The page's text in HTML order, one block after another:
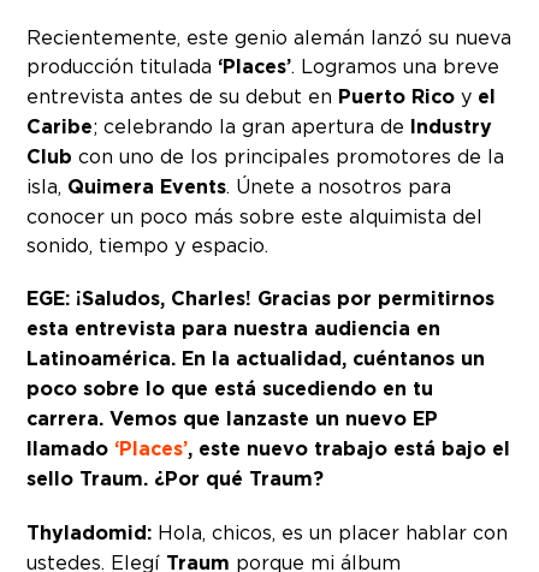
Recientemente, este genio alemán lanzó su nueva
producción titulada ‘Places’. Logramos una breve
entrevista antes de su debut en Puerto Rico y el
Caribe; celebrando la gran apertura de Industry
Club con uno de los principales promotores de la
isla, Quimera Events. Únete a nosotros para
conocer un poco más sobre este alquimista del
sonido, tiempo y espacio.
EGE: ¡Saludos, Charles! Gracias por permitirnos
esta entrevista para nuestra audiencia en
Latinoamérica. En la actualidad, cuéntanos un
poco sobre lo que está sucediendo en tu
carrera. Vemos que lanzaste un nuevo EP
llamado ‘Places’, este nuevo trabajo está bajo el
sello Traum. ¿Por qué Traum?
Thyladomid: Hola, chicos, es un placer hablar con
ustedes. Elegí Traum porque mi álbum